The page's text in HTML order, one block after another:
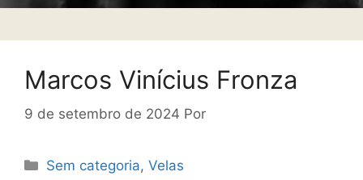
Marcos Vinícius Fronza
9 de setembro de 2024 Por
Sem categoria,Velas